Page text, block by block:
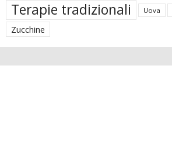
Terapie tradizionali Uova
Zucchine